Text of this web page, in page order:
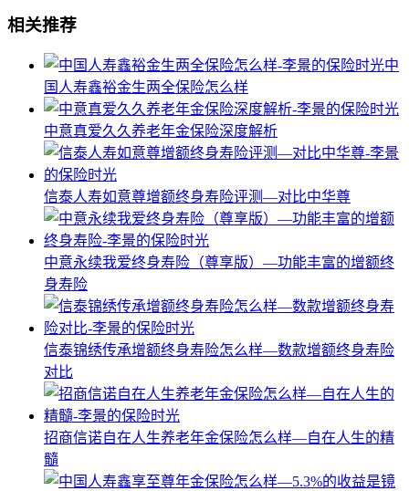
相关推荐
中
国人寿鑫裕金生两全保险怎么样
中意真爱久久养老年金保险深度解析
信泰人寿如意尊增额终身寿险评测—对比中华尊
中意永续我爱终身寿险（尊享版）—功能丰富的增额终
身寿险
信泰锦绣传承增额终身寿险怎么样—数款增额终身寿险
对比
招商信诺自在人生养老年金保险怎么样—自在人生的精
髓